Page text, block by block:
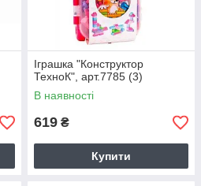
Іграшка "Конструктор
ТехноК", арт.7785 (3)
В наявності
619 ₴
Купити